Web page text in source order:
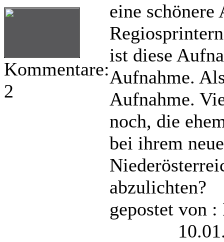
Kommentare:
2
eine
ist diese
Aufnahme.
Aufnahme.
noch, die
bei ihrem
abzulichten?
gepostet von